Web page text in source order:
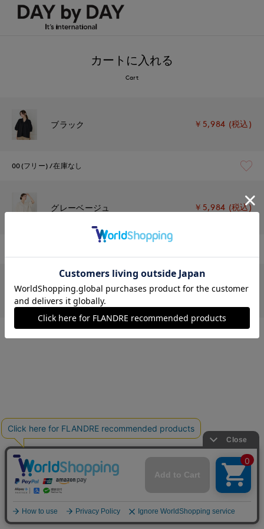
カートに入れる
Cart
ブラック ￥5,984 (税込)
00(フリー) 在庫なし
グレーベージュ ￥5,984 (税込)
キャメル ￥5,984 (税込)